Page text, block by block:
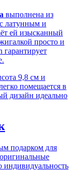
выполнена из
латунным и
ей изысканный
просто и
гарантирует
9,8 см и
помещается в
дизайн идеально
подарком для
индивидуальность